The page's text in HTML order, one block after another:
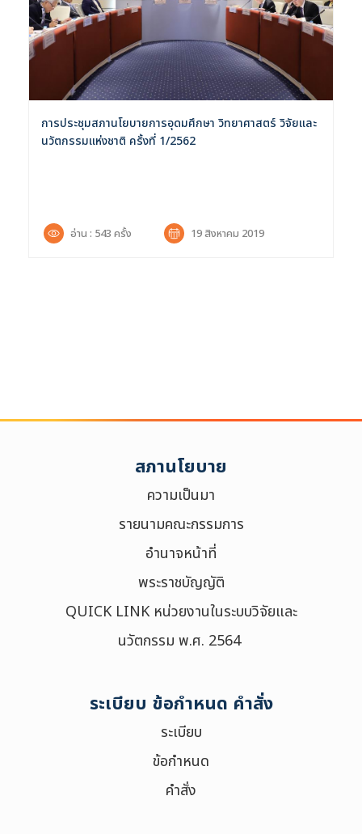
การประชุมสภานโยบายการอุดมศึกษา วิทยาศาสตร์ วิจัยและ
นวัตกรรมแห่งชาติ ครั้งที่ 1/2562
อ่าน : 543 ครั้ง 19 สิงหาคม 2019
สภานโยบาย
ความเป็นมา
รายนามคณะกรรมการ
อำนาจหน้าที่
พระราชบัญญัติ
QUICK LINK หน่วยงานในระบบวิจัยและ
นวัตกรรม พ.ศ. 2564
ระเบียบ ข้อกำหนด คำสั่ง
ระเบียบ
ข้อกำหนด
คำสั่ง